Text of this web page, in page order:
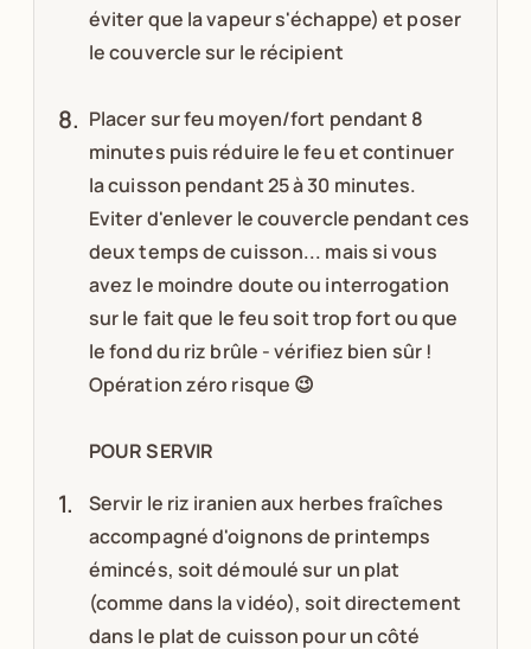
éviter que la vapeur s'échappe) et poser
le couvercle sur le récipient
Placer sur feu moyen/fort pendant 8
minutes puis réduire le feu et continuer
la cuisson pendant 25 à 30 minutes.
Eviter d'enlever le couvercle pendant ces
deux temps de cuisson... mais si vous
avez le moindre doute ou interrogation
sur le fait que le feu soit trop fort ou que
le fond du riz brûle - vérifiez bien sûr !
Opération zéro risque 😉
POUR SERVIR
Servir le riz iranien aux herbes fraîches
accompagné d'oignons de printemps
émincés, soit démoulé sur un plat
(comme dans la vidéo), soit directement
dans le plat de cuisson pour un côté